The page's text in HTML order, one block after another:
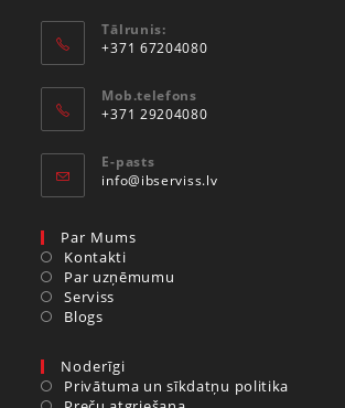
Tālrunis:
+371 67204080
Mob.telefons
+371 29204080
E-pasts
info@ibserviss.lv
Par Mums
Kontakti
Par uzņēmumu
Serviss
Blogs
Noderīgi
Privātuma un sīkdatņu politika